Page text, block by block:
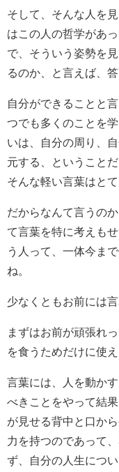
そして、そんな人を
はこの人の哲学があ
で、そういう姿勢を
るのか、と言えば、答
自分ができることと
つでも多くのことを
いは、自分の周り、
元する、ということ
そんな軽い言葉はと
だからなんて言うの
て言葉を特に考えも
う人って、一体今ま
ね。
少なくともお前には
まずはお前が頑張れ
を食うためだけに使え
言葉には、人を動か
べきことをやって結
が見せる背中と口か
力を持つのであって
ず、自分の人生につ